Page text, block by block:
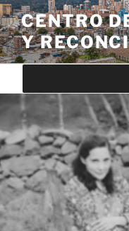
CENTRO
Y